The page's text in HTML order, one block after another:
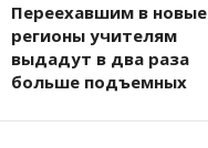
Переехавшим в новые
регионы учителям
выдадут в два раза
больше подъемных